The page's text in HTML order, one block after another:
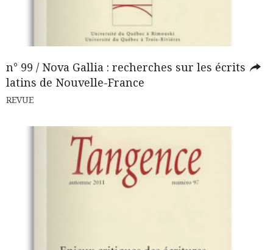
n° 99 / Nova Gallia : recherches sur les écrits
latins de Nouvelle-France
REVUE